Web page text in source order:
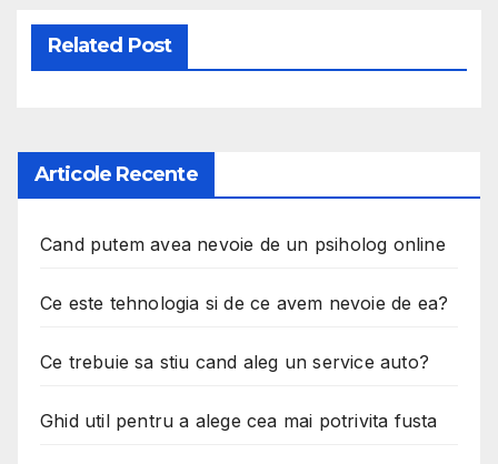
Related Post
Articole Recente
Cand putem avea nevoie de un psiholog online
Ce este tehnologia si de ce avem nevoie de ea?
Ce trebuie sa stiu cand aleg un service auto?
Ghid util pentru a alege cea mai potrivita fusta